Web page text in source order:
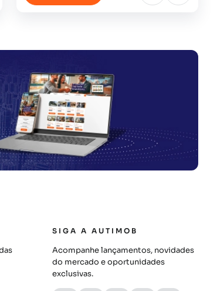
SIGA A AUTIMOB
Acompanhe lançamentos, novidades
do mercado e oportunidades
exclusivas.